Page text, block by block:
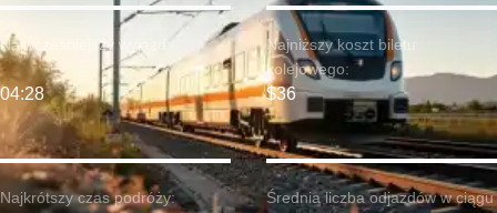
Najkrótszy czas podróży:
Najwcześniejszy wyjazd:
04:28
Najniższy koszt biletu
kolejowego:
$36
Średnia liczba odjazdów w ciągu